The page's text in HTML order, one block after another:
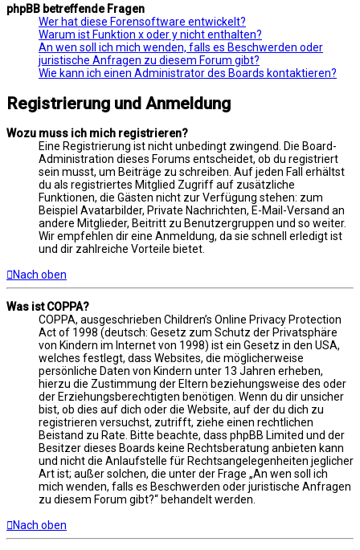
phpBB betreffende Fragen
Wer hat diese Forensoftware entwickelt?
Warum ist Funktion x oder y nicht enthalten?
An wen soll ich mich wenden, falls es Beschwerden oder
juristische Anfragen zu diesem Forum gibt?
Wie kann ich einen Administrator des Boards kontaktieren?
Registrierung und Anmeldung
Wozu muss ich mich registrieren?
Eine Registrierung ist nicht unbedingt zwingend. Die Board-
Administration dieses Forums entscheidet, ob du registriert
sein musst, um Beiträge zu schreiben. Auf jeden Fall erhältst
du als registriertes Mitglied Zugriff auf zusätzliche
Funktionen, die Gästen nicht zur Verfügung stehen: zum
Beispiel Avatarbilder, Private Nachrichten, E-Mail-Versand an
andere Mitglieder, Beitritt zu Benutzergruppen und so weiter.
Wir empfehlen dir eine Anmeldung, da sie schnell erledigt ist
und dir zahlreiche Vorteile bietet.
Nach oben
Was ist COPPA?
COPPA, ausgeschrieben Children’s Online Privacy Protection
Act of 1998 (deutsch: Gesetz zum Schutz der Privatsphäre
von Kindern im Internet von 1998) ist ein Gesetz in den USA,
welches festlegt, dass Websites, die möglicherweise
persönliche Daten von Kindern unter 13 Jahren erheben,
hierzu die Zustimmung der Eltern beziehungsweise des oder
der Erziehungsberechtigten benötigen. Wenn du dir unsicher
bist, ob dies auf dich oder die Website, auf der du dich zu
registrieren versuchst, zutrifft, ziehe einen rechtlichen
Beistand zu Rate. Bitte beachte, dass phpBB Limited und der
Besitzer dieses Boards keine Rechtsberatung anbieten kann
und nicht die Anlaufstelle für Rechtsangelegenheiten jeglicher
Art ist; außer solchen, die unter der Frage „An wen soll ich
mich wenden, falls es Beschwerden oder juristische Anfragen
zu diesem Forum gibt?“ behandelt werden.
Nach oben